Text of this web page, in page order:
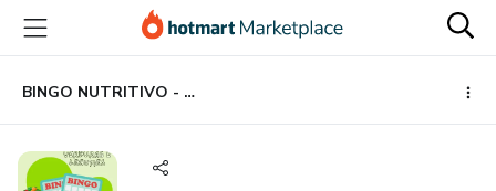
para
conteúdo
principal
para
pagamento
para
rodapé
BINGO NUTRITIVO - LEGUMES E VERDURAS